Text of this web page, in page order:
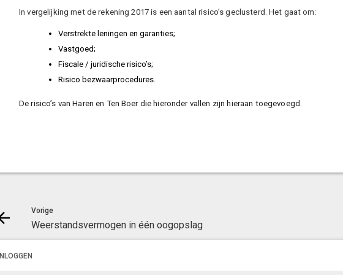
In vergelijking met de rekening 2017 is een aantal risico’s geclusterd. Het gaat om:
Verstrekte leningen en garanties;
Vastgoed;
Fiscale / juridische risico’s;
Risico bezwaarprocedures.
De risico’s van Haren en Ten Boer die hieronder vallen zijn hieraan toegevoegd.
Vorige
Weerstandsvermogen in één oogopslag
INLOGGEN